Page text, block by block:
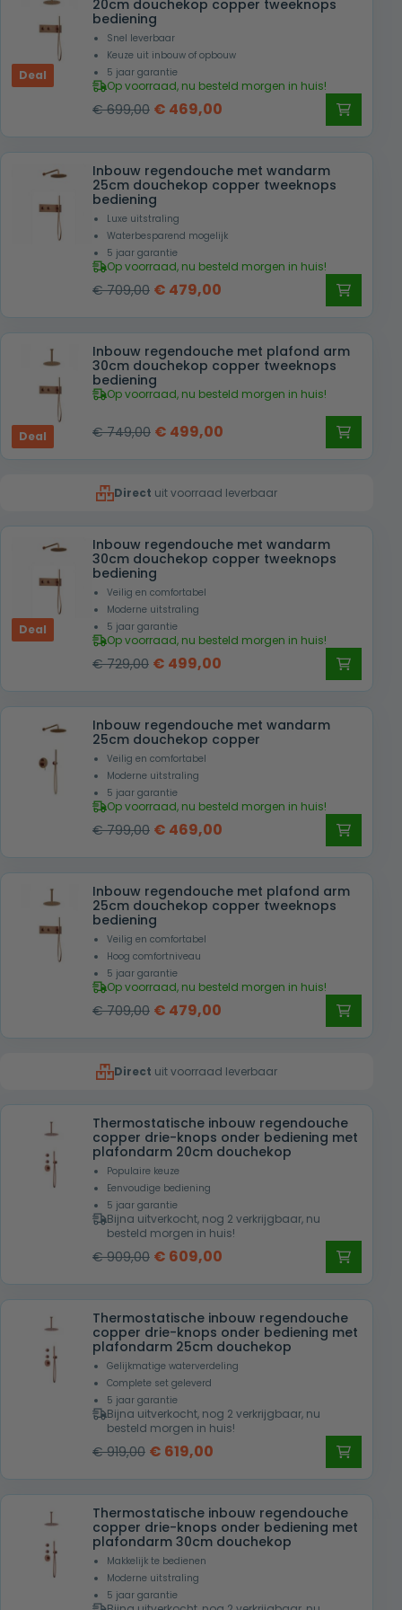
20cm douchekop copper tweeknops
bediening
Snel leverbaar
Keuze uit inbouw of opbouw
5 jaar garantie
Op voorraad, nu besteld morgen in huis!
€699,00 Oorspronkelijke
was:
€ 699,00.
€ 469,00
is:
€ 469,00.
Deal
Inbouw regendouche met wandarm
25cm douchekop copper tweeknops
bediening
Luxe uitstraling
Waterbesparend mogelijk
5 jaar garantie
Op voorraad, nu besteld morgen in huis!
€709,00 Oorspronkelijke
was:
€ 709,00.
€ 479,00
is:
€ 479,00.
Inbouw regendouche met plafond arm
30cm douchekop copper tweeknops
bediening
Op voorraad, nu besteld morgen in huis!
€749,00 Oorspronkelijke
€ 749,00.
€ 499,00
€ 499,00.
Deal
Direct uit voorraad leverbaar
Inbouw regendouche met wandarm
30cm douchekop copper tweeknops
bediening
Veilig en comfortabel
Moderne uitstraling
5 jaar garantie
Op voorraad, nu besteld morgen in huis!
€729,00 Oorspronkelijke
was:
€ 729,00.
€ 499,00
is:
€ 499,00.
Deal
Inbouw regendouche met wandarm
25cm douchekop copper
Veilig en comfortabel
Moderne uitstraling
5 jaar garantie
Op voorraad, nu besteld morgen in huis!
€799,00 Oorspronkelijke
was:
€ 799,00.
€ 469,00
is:
€ 469,00.
Inbouw regendouche met plafond arm
25cm douchekop copper tweeknops
bediening
Veilig en comfortabel
Hoog comfortniveau
5 jaar garantie
Op voorraad, nu besteld morgen in huis!
€709,00 Oorspronkelijke
€ 709,00.
€ 479,00
€ 479,00.
Direct uit voorraad leverbaar
Thermostatische inbouw regendouche
copper drie-knops onder bediening met
plafondarm 20cm douchekop
Populaire keuze
Eenvoudige bediening
5 jaar garantie
Bijna uitverkocht, nog 2 verkrijgbaar, nu
besteld morgen in huis!
€909,00 Oorspronkelijke
was:
€ 909,00.
€ 609,00
is:
€ 609,00.
Thermostatische inbouw regendouche
copper drie-knops onder bediening met
plafondarm 25cm douchekop
Gelijkmatige waterverdeling
Complete set geleverd
5 jaar garantie
Bijna uitverkocht, nog 2 verkrijgbaar, nu
besteld morgen in huis!
€919,00 Oorspronkelijke
was:
€ 919,00.
€ 619,00
is:
€ 619,00.
Thermostatische inbouw regendouche
copper drie-knops onder bediening met
plafondarm 30cm douchekop
Makkelijk te bedienen
Moderne uitstraling
5 jaar garantie